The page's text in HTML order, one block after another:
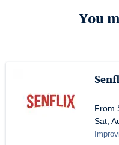
You
From
Sat,